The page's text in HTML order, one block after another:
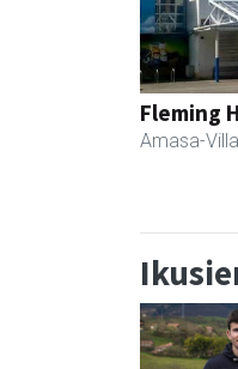
Fleming
Amasa-